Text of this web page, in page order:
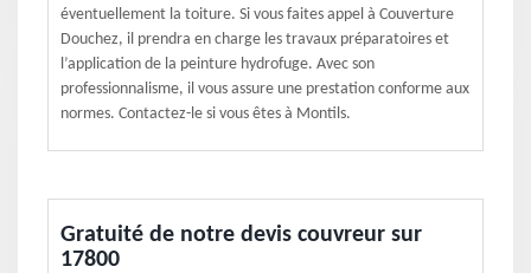
éventuellement la toiture. Si vous faites appel à Couverture
Douchez, il prendra en charge les travaux préparatoires et
l’application de la peinture hydrofuge. Avec son
professionnalisme, il vous assure une prestation conforme aux
normes. Contactez-le si vous êtes à Montils.
Gratuité de notre devis couvreur sur
17800